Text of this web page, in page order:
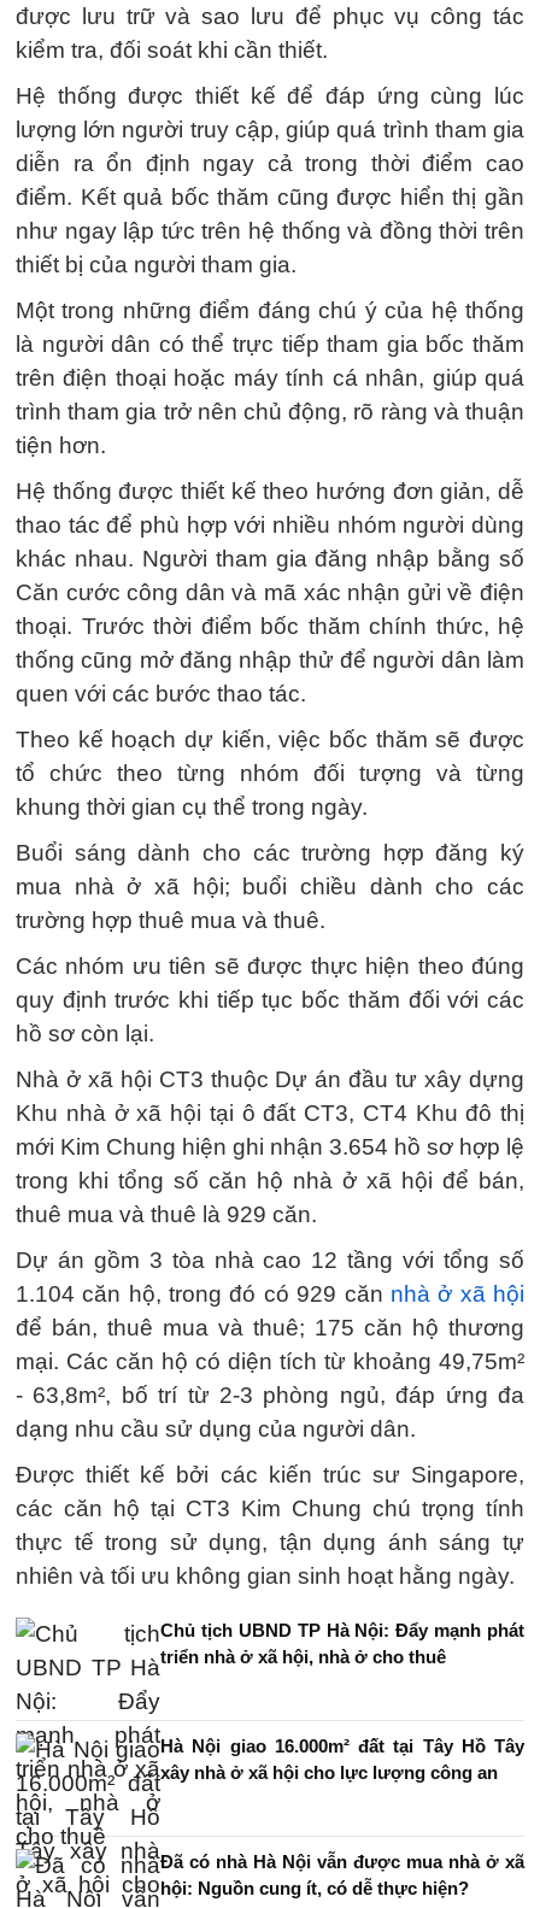
được lưu trữ và sao lưu để phục vụ công tác
kiểm tra, đối soát khi cần thiết.
Hệ thống được thiết kế để đáp ứng cùng lúc
lượng lớn người truy cập, giúp quá trình tham gia
diễn ra ổn định ngay cả trong thời điểm cao
điểm. Kết quả bốc thăm cũng được hiển thị gần
như ngay lập tức trên hệ thống và đồng thời trên
thiết bị của người tham gia.
Một trong những điểm đáng chú ý của hệ thống
là người dân có thể trực tiếp tham gia bốc thăm
trên điện thoại hoặc máy tính cá nhân, giúp quá
trình tham gia trở nên chủ động, rõ ràng và thuận
tiện hơn.
Hệ thống được thiết kế theo hướng đơn giản, dễ
thao tác để phù hợp với nhiều nhóm người dùng
khác nhau. Người tham gia đăng nhập bằng số
Căn cước công dân và mã xác nhận gửi về điện
thoại. Trước thời điểm bốc thăm chính thức, hệ
thống cũng mở đăng nhập thử để người dân làm
quen với các bước thao tác.
Theo kế hoạch dự kiến, việc bốc thăm sẽ được
tổ chức theo từng nhóm đối tượng và từng
khung thời gian cụ thể trong ngày.
Buổi sáng dành cho các trường hợp đăng ký
mua nhà ở xã hội; buổi chiều dành cho các
trường hợp thuê mua và thuê.
Các nhóm ưu tiên sẽ được thực hiện theo đúng
quy định trước khi tiếp tục bốc thăm đối với các
hồ sơ còn lại.
Nhà ở xã hội CT3 thuộc Dự án đầu tư xây dựng
Khu nhà ở xã hội tại ô đất CT3, CT4 Khu đô thị
mới Kim Chung hiện ghi nhận 3.654 hồ sơ hợp lệ
trong khi tổng số căn hộ nhà ở xã hội để bán,
thuê mua và thuê là 929 căn.
Dự án gồm 3 tòa nhà cao 12 tầng với tổng số
1.104 căn hộ, trong đó có 929 căn nhà ở xã hội
để bán, thuê mua và thuê; 175 căn hộ thương
mại. Các căn hộ có diện tích từ khoảng 49,75m²
- 63,8m², bố trí từ 2-3 phòng ngủ, đáp ứng đa
dạng nhu cầu sử dụng của người dân.
Được thiết kế bởi các kiến trúc sư Singapore,
các căn hộ tại CT3 Kim Chung chú trọng tính
thực tế trong sử dụng, tận dụng ánh sáng tự
nhiên và tối ưu không gian sinh hoạt hằng ngày.
Chủ tịch UBND TP Hà Nội: Đẩy mạnh phát
triển nhà ở xã hội, nhà ở cho thuê
Hà Nội giao 16.000m² đất tại Tây Hồ Tây
xây nhà ở xã hội cho lực lượng công an
Đã có nhà Hà Nội vẫn được mua nhà ở xã
hội: Nguồn cung ít, có dễ thực hiện?